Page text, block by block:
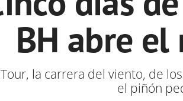
BH abre el
la carrera del viento, de
el piñón